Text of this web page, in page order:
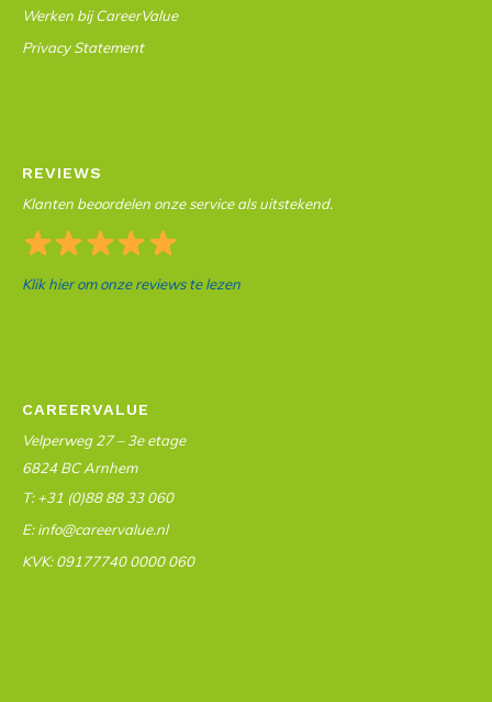
Werken bij CareerValue
Privacy Statement
REVIEWS
Klanten beoordelen onze service als uitstekend.
Klik hier om onze reviews te lezen
CAREERVALUE
Velperweg 27 – 3e etage
6824 BC Arnhem
T: +31 (0)88 88 33 060
E: info@careervalue.nl
KVK: 09177740 0000 060